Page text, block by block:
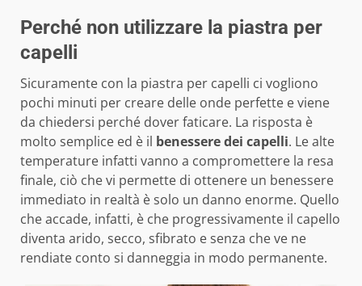
Perché non utilizzare la piastra per
capelli
Sicuramente con la piastra per capelli ci vogliono
pochi minuti per creare delle onde perfette e viene
da chiedersi perché dover faticare. La risposta è
molto semplice ed è il benessere dei capelli. Le alte
temperature infatti vanno a compromettere la resa
finale, ciò che vi permette di ottenere un benessere
immediato in realtà è solo un danno enorme. Quello
che accade, infatti, è che progressivamente il capello
diventa arido, secco, sfibrato e senza che ve ne
rendiate conto si danneggia in modo permanente.